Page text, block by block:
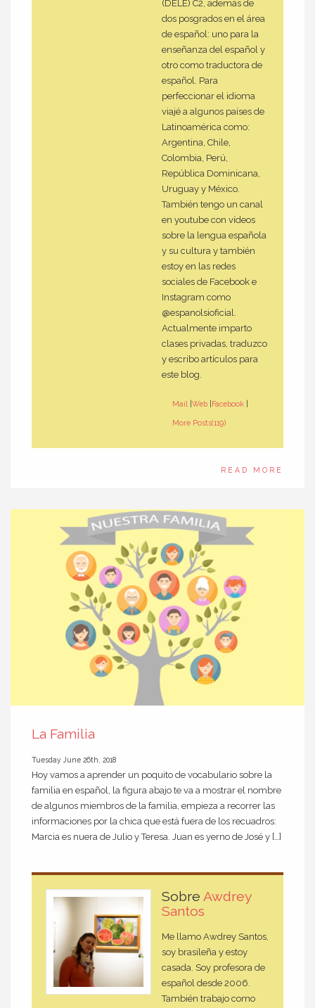
(DELE) C2, además de
dos posgrados en el área
de español: uno para la
enseñanza del español y
otro como traductora de
español. Para
perfeccionar el idioma
viajé a algunos países de
Latinoamérica como:
Argentina, Chile,
Colombia, Perú,
República Dominicana,
Uruguay y México.
También tengo un canal
en youtube con vídeos
sobre la lengua española
y su cultura y también
estoy en las redes
sociales de Facebook e
Instagram como
@espanolsioficial.
Actualmente imparto
clases privadas, traduzco
y escribo artículos para
este blog.
Mail Web Facebook
More Posts(119)
READ MORE
La Familia
Tuesday June 26th, 2018
Hoy vamos a aprender un poquito de vocabulario sobre la
familia en español, la figura abajo te va a mostrar el nombre
de algunos miembros de la familia, empieza a recorrer las
informaciones por la chica que está fuera de los recuadros:
Marcia es nuera de Julio y Teresa. Juan es yerno de José y […]
Sobre Awdrey
Santos
Me llamo Awdrey Santos,
soy brasileña y estoy
casada. Soy profesora de
español desde 2006.
También trabajo como